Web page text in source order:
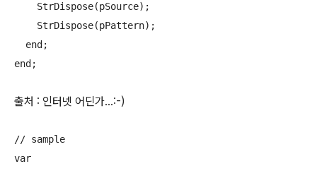
    StrDispose(pSource);
    StrDispose(pPattern);
  end;
출처 : 인터넷 어딘가...:-)
// sample
var